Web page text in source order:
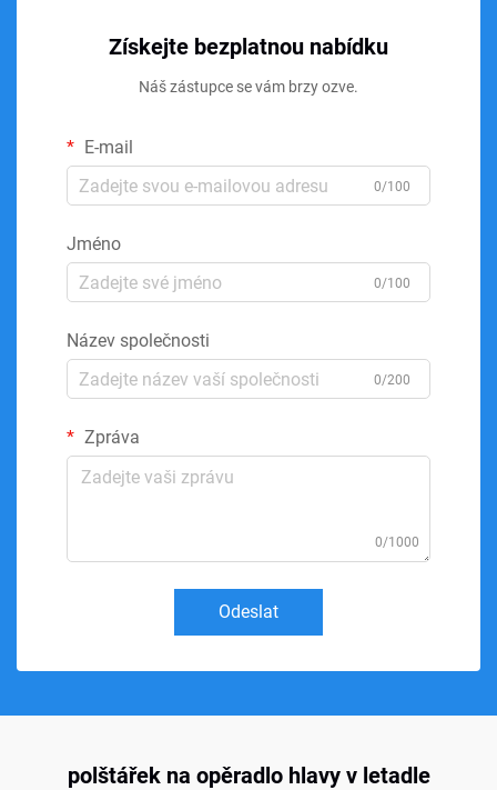
Získejte bezplatnou nabídku
Náš zástupce se vám brzy ozve.
E-mail
0/100
Jméno
0/100
Název společnosti
0/200
Zpráva
0/1000
Odeslat
polštářek na opěradlo hlavy v letadle